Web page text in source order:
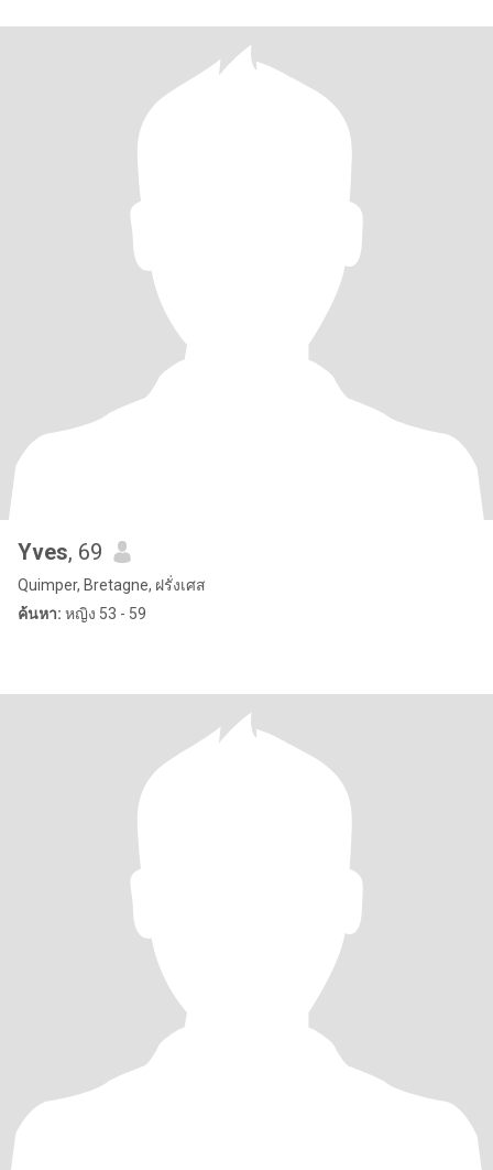
Yves, 69
Quimper, Bretagne, ฝรั่งเศส
ค้นหา: หญิง 53 - 59